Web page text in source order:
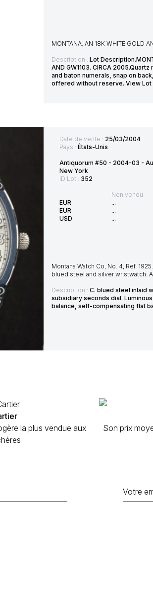
MONTANA. AN 18K WHITE GOLD
Description : Lot
AND GW1103. CIRCA
and baton numerals, snap on
offered without reserve..View Lot
Date de vente : 25/03/2004
Pays : États-Unis
Antiquorum #50 - 2004-03 -
New York
ID Lot : 352
EUR
EUR
USD
Non vendu
...
...
...
Montana Watch Co, No. 4, Ref.
blued steel and silver wristwatch.
Description : C. blued steel inlaid
subsidiary seconds dial.
balance, self-compensating flat
la plus vendue aux
Son prix